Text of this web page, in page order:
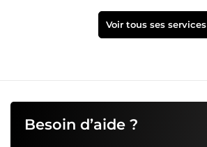
Voir tous ses services
Besoin d’aide ?